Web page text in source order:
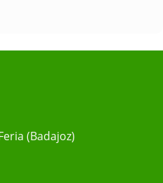
(Badajoz)